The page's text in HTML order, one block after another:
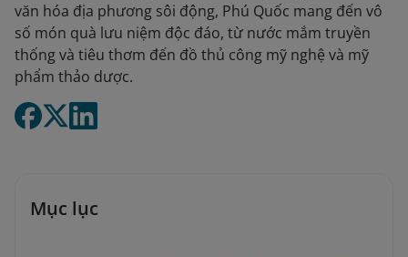
văn hóa địa phương sôi động, Phú Quốc mang đến vô
số món quà lưu niệm độc đáo, từ nước mắm truyền
thống và tiêu thơm đến đồ thủ công mỹ nghệ và mỹ
phẩm thảo dược.
Mục lục